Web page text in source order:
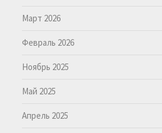
Март 2026
Февраль 2026
Ноябрь 2025
Май 2025
Апрель 2025